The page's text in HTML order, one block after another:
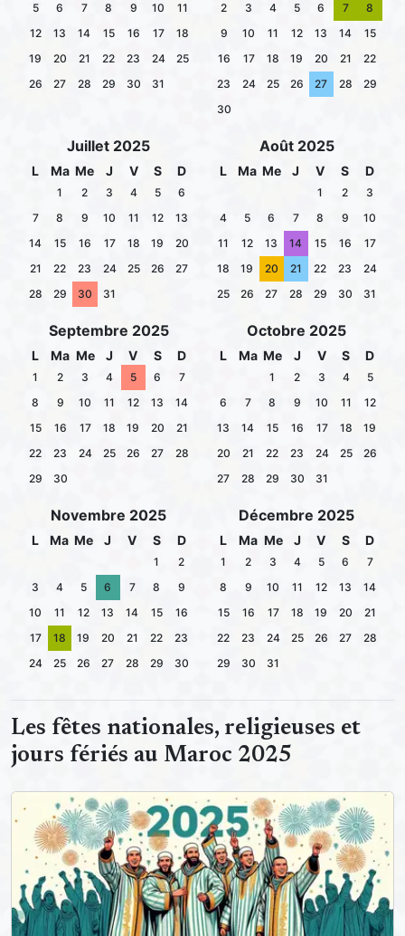
5
6 7 8 9 10
11
12
13 14 15 16 17
18
19
20 21 22 23 24
25
26
27 28 29 30 31
2
3 4 5 6 7
8
9
10 11 12 13 14
15
16
17 18 19 20 21
22
23
24 25 26 27 28
29
30
Juillet 2025
L Ma Me J V S D
1 2 3 4 5
6
7
8 9 10 11 12
13
14
15 16 17 18 19
20
21
22 23 24 25 26
27
28
29 30 31
Août 2025
L Ma Me J V S D
1 2
3
4
5 6 7 8 9
10
11
12 13 14 15 16
17
18
19 20 21 22 23
24
25
26 27 28 29 30 31
Septembre 2025
L Ma Me J V S D
1 2 3 4 5 6
7
8
9 10 11 12 13
14
15
16 17 18 19 20
21
22
23 24 25 26 27
28
29
30
Octobre 2025
L Ma Me J V S D
1 2 3 4
5
6
7 8 9 10 11
12
13
14 15 16 17 18
19
20
21 22 23 24 25
26
27
28 29 30 31
Novembre 2025
L Ma Me J V S D
1
2
3
4 5 6 7 8
9
10
11 12 13 14 15
16
17
18 19 20 21 22
23
24
25 26 27 28 29 30
Décembre 2025
L Ma Me J V S D
1 2 3 4 5 6
7
8
9 10 11 12 13
14
15
16 17 18 19 20
21
22
23 24 25 26 27
28
29
30 31
Les fêtes nationales, religieuses et
jours fériés au Maroc 2025